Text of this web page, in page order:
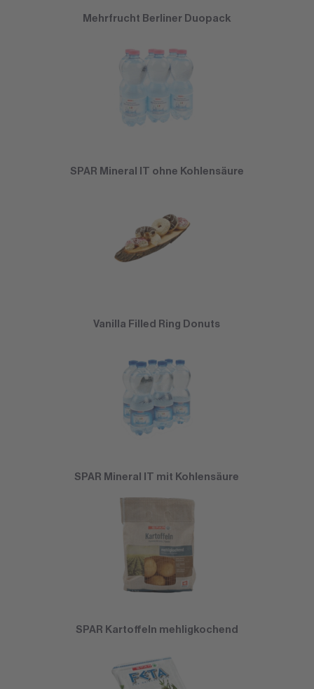
Mehrfrucht Berliner Duopack
SPAR Mineral IT ohne Kohlensäure
Vanilla Filled Ring Donuts
SPAR Mineral IT mit Kohlensäure
SPAR Kartoffeln mehligkochend